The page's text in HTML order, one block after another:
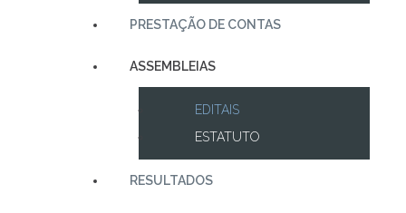
PRESTAÇÃO DE CONTAS
ASSEMBLEIAS
EDITAIS
ESTATUTO
RESULTADOS